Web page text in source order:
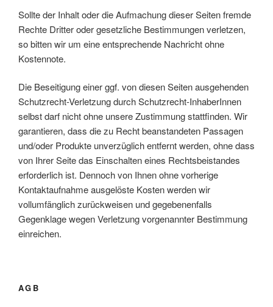
Sollte der Inhalt oder die Aufmachung dieser Seiten fremde
Rechte Dritter oder gesetzliche Bestimmungen verletzen,
so bitten wir um eine entsprechende Nachricht ohne
Kostennote.
Die Beseitigung einer ggf. von diesen Seiten ausgehenden
Schutzrecht-Verletzung durch Schutzrecht-InhaberInnen
selbst darf nicht ohne unsere Zustimmung stattfinden. Wir
garantieren, dass die zu Recht beanstandeten Passagen
und/oder Produkte unverzüglich entfernt werden, ohne dass
von Ihrer Seite das Einschalten eines Rechtsbeistandes
erforderlich ist. Dennoch von Ihnen ohne vorherige
Kontaktaufnahme ausgelöste Kosten werden wir
vollumfänglich zurückweisen und gegebenenfalls
Gegenklage wegen Verletzung vorgenannter Bestimmung
einreichen.
AGB